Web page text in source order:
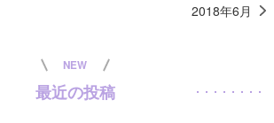
2018年6月
NEW
最近の投稿